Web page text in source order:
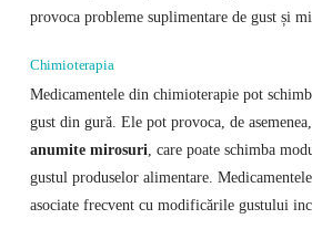
provoca probleme suplimentare de gust și
Chimioterapia
Medicamentele din chimioterapie pot
gust din gură. Ele pot provoca, de asemenea,
anumite mirosuri , care poate schimba
gustul produselor alimentare.
asociate frecvent cu modificările gustului